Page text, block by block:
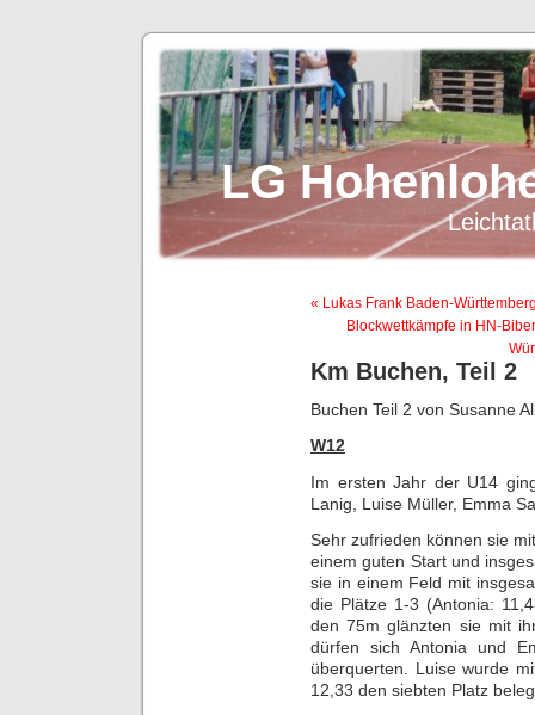
LG
« Lukas Frank Baden-
Blockwettkämpfe in HN-
Km Buchen, Teil 2
Buchen Teil 2 von Susanne
W12
Im ersten Jahr der U14
Lanig, Luise Müller, Emma
Sehr zufrieden können sie
einem guten Start und
sie in einem Feld mit
die Plätze 1-3 (Antonia:
den 75m glänzten sie mit
dürfen sich Antonia und
überquerten. Luise wurde
12,33 den siebten Platz